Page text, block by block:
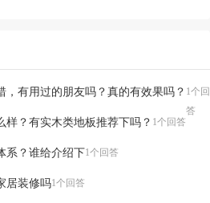
，有用过的朋友吗？真的有效果吗？ 1个回
答
样？有实木类地板推荐下吗？ 1个回答
系？谁给介绍下1个回答
居装修吗1个回答